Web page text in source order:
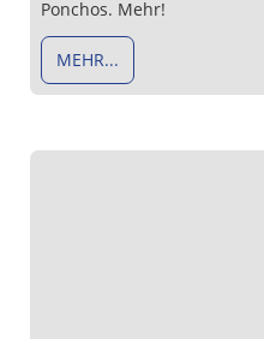
Ponchos. Mehr!
MEHR...